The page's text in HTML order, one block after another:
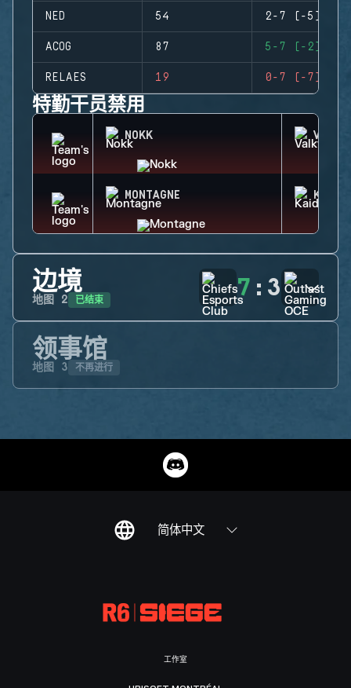
NED 54 2-7 (-5)
ACOG 87 5-7 (-2)
RELAES 19 0-7 (-7)
特勤干员禁用
NOKK
MONTAGNE KAID
边境
地图 2 已结束 7 : 3
领事馆
地图 3 不再进行
简体中文
工作室